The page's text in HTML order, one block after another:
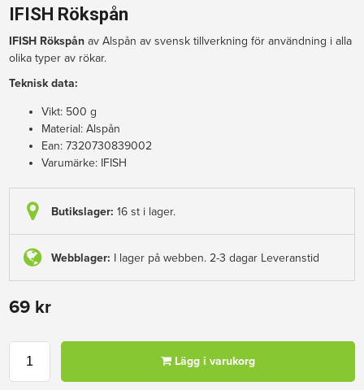
IFISH Rökspån
IFISH Rökspån av Alspån av svensk tillverkning för användning i alla
olika typer av rökar.
Teknisk data:
Vikt: 500 g
Material: Alspån
Ean: 7320730839002
Varumärke: IFISH
Butikslager:16 st i lager.
Webblager: I lager på webben. 2-3 dagar Leveranstid
69 kr
Lägg i varukorg